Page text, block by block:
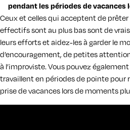
pendant les périodes de vacances
Ceux et celles qui acceptent de
effectifs sont au plus bas sont de
leurs efforts et aidez-les à garder le
d’encouragement, de petites
à l’improviste. Vous pouvez
travaillent en périodes de pointe pour
prise de vacances lors de moments